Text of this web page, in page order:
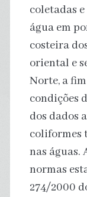
coletadas
água em
costeira
oriental e
Norte, a
condições
dos dados
coliformes
nas águas.
normas
274/2000